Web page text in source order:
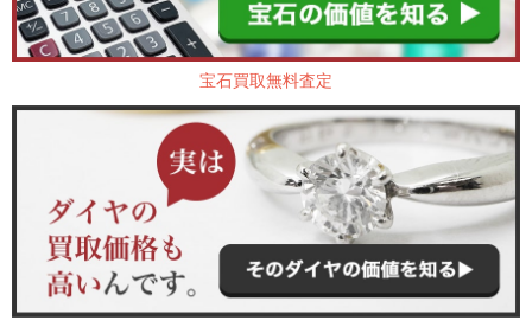
宝石買取無料査定